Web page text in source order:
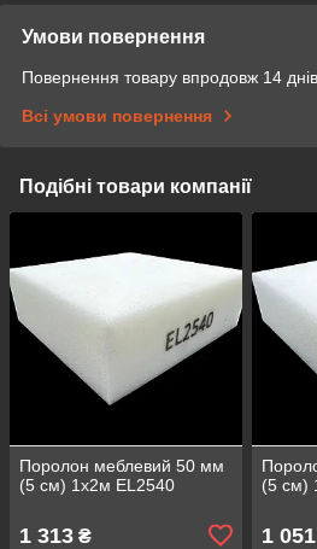
Умови повернення
Повернення товару впродовж 14
Всі умови повернення
Подібні товари компанії
Поролон меблевий 50 мм
(5 см) 1х2м EL2540
1 313 ₴
(5 см)
1 051